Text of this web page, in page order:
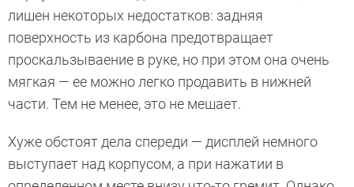
лишен некоторых недостатков: задняя
поверхность из карбона предотвращает
проскальзываение в руке, но при этом она очень
мягкая — ее можно легко продавить в нижней
части. Тем не менее, это не мешает.
Хуже обстоят дела спереди — дисплей немного
выступает над корпусом, а при нажатии в